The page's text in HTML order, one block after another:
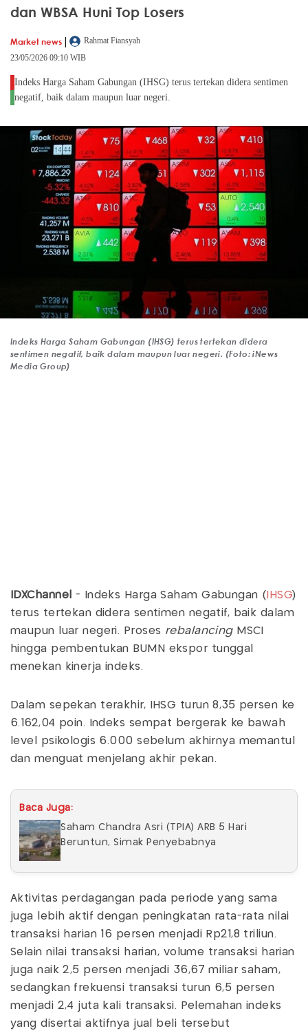
dan WBSA Huni Top Losers
Market news |
Rahmat Fiansyah
23/05/2026 09:10 WIB
Indeks Harga Saham Gabungan (IHSG) terus tertekan didera sentimen
negatif, baik dalam maupun luar negeri.
Indeks Harga Saham Gabungan (IHSG) terus tertekan didera
sentimen negatif, baik dalam maupun luar negeri. (Foto: iNews
Media Group)
IDXChannel - Indeks Harga Saham Gabungan ( IHSG)
terus tertekan didera sentimen negatif, baik dalam
maupun luar negeri. Proses rebalancing MSCI
hingga pembentukan BUMN ekspor tunggal
menekan kinerja indeks.
Dalam sepekan terakhir, IHSG turun 8,35 persen ke
6.162,04 poin. Indeks sempat bergerak ke bawah
level psikologis 6.000 sebelum akhirnya memantul
dan menguat menjelang akhir pekan.
Baca Juga:
Saham Chandra Asri (TPIA) ARB 5 Hari
Beruntun, Simak Penyebabnya
Aktivitas perdagangan pada periode yang sama
juga lebih aktif dengan peningkatan rata-rata nilai
transaksi harian 16 persen menjadi Rp21,8 triliun.
Selain nilai transaksi harian, volume transaksi harian
juga naik 2,5 persen menjadi 36,67 miliar saham,
sedangkan frekuensi transaksi turun 6,5 persen
menjadi 2,4 juta kali transaksi. Pelemahan indeks
yang disertai aktifnya jual beli tersebut